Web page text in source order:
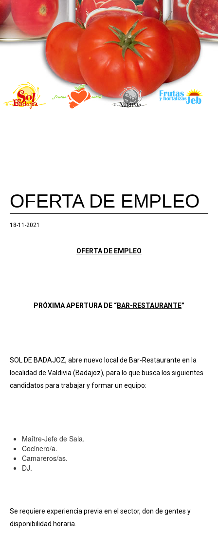
OFERTA DE EMPLEO
18-11-2021
OFERTA DE EMPLEO
PRÓXIMA APERTURA DE “BAR-RESTAURANTE”
SOL DE BADAJOZ, abre nuevo local de Bar-Restaurante en la
localidad de Valdivia (Badajoz), para lo que busca los siguientes
candidatos para trabajar y formar un equipo:
Maître-Jefe de Sala.
Cocinero/a.
Camareros/as.
DJ.
Se requiere experiencia previa en el sector, don de gentes y
disponibilidad horaria.